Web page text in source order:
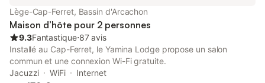
Lège-Cap-Ferret, Bassin d'Arcachon
Maison d’hôte pour 2 personnes
9.3Fantastique⋅87 avis
Installé au Cap-Ferret, le Yamina Lodge propose un salon
commun et une connexion Wi-Fi gratuite.
Jacuzzi
WiFi
Internet